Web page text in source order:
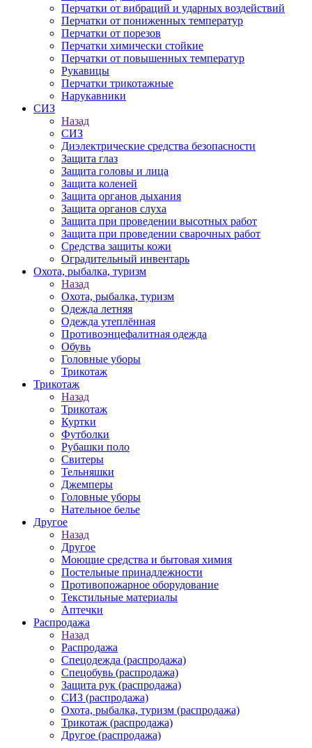
Перчатки от вибраций и ударных воздействий
Перчатки от пониженных температур
Перчатки от порезов
Перчатки химически стойкие
Перчатки от повышенных температур
Рукавицы
Перчатки трикотажные
Нарукавники
СИЗ
Назад
СИЗ
Диэлектрические средства безопасности
Защита глаз
Защита головы и лица
Защита коленей
Защита органов дыхания
Защита органов слуха
Защита при проведении высотных работ
Защита при проведении сварочных работ
Средства защиты кожи
Оградительный инвентарь
Охота, рыбалка, туризм
Назад
Охота, рыбалка, туризм
Одежда летняя
Одежда утеплённая
Противоэнцефалитная одежда
Обувь
Головные уборы
Трикотаж
Трикотаж
Назад
Трикотаж
Куртки
Футболки
Рубашки поло
Свитеры
Тельняшки
Джемперы
Головные уборы
Нательное белье
Другое
Назад
Другое
Моющие средства и бытовая химия
Постельные принадлежности
Противопожарное оборудование
Текстильные материалы
Аптечки
Распродажа
Назад
Распродажа
Спецодежда (распродажа)
Спецобувь (распродажа)
Защита рук (распродажа)
СИЗ (распродажа)
Охота, рыбалка, туризм (распродажа)
Трикотаж (распродажа)
Другое (распродажа)